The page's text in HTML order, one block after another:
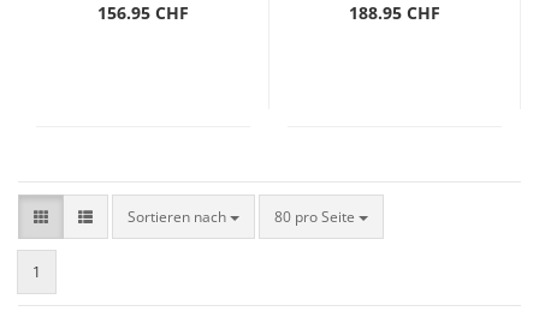
156.95 CHF 188.95 CHF
Sortieren nach
Sortieren nach 80 pro Seite
pro Seite
1